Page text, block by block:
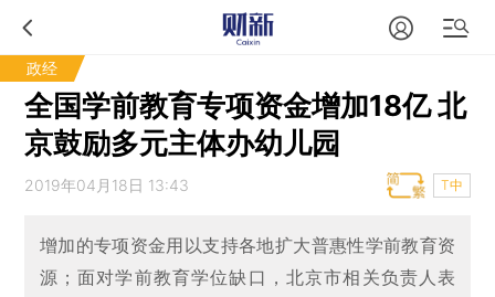
政经
全国学前教育专项资金增加18亿 北
京鼓励多元主体办幼儿园
2019年04月18日 13:43 T中
增加的专项资金用以支持各地扩大普惠性学前教育资
源；面对学前教育学位缺口，北京市相关负责人表